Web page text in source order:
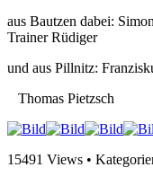
aus Bautzen dabei:
Trainer Rüdiger
und aus Pillnitz:
Thomas Pietzsch
15491 Views •